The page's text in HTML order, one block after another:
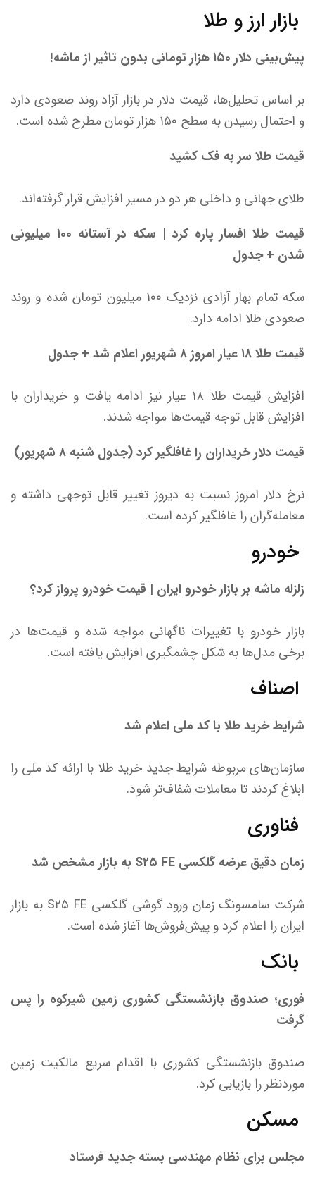
بازار ارز و طلا
پیش‌بینی دلار ۱۵۰ هزار تومانی بدون تاثیر از ماشه!
بر اساس تحلیل‌ها، قیمت دلار در بازار آزاد روند صعودی دارد
و احتمال رسیدن به سطح ۱۵۰ هزار تومان مطرح شده است.
قیمت طلا سر به فک کشید
طلای جهانی و داخلی هر دو در مسیر افزایش قرار گرفته‌اند.
قیمت طلا افسار پاره کرد | سکه در آستانه ۱۰۰ میلیونی
شدن + جدول
سکه تمام بهار آزادی نزدیک ۱۰۰ میلیون تومان شده و روند
صعودی طلا ادامه دارد.
قیمت طلا ۱۸ عیار امروز ۸ شهریور اعلام شد + جدول
افزایش قیمت طلا ۱۸ عیار نیز ادامه یافت و خریداران با
افزایش قابل توجه قیمت‌ها مواجه شدند.
قیمت دلار خریداران را غافلگیر کرد (جدول شنبه ۸ شهریور)
نرخ دلار امروز نسبت به دیروز تغییر قابل توجهی داشته و
معامله‌گران را غافلگیر کرده است.
خودرو
زلزله ماشه بر بازار خودرو ایران | قیمت خودرو پرواز کرد؟
بازار خودرو با تغییرات ناگهانی مواجه شده و قیمت‌ها در
برخی مدل‌ها به شکل چشمگیری افزایش یافته است.
اصناف
شرایط خرید طلا با کد ملی اعلام شد
سازمان‌های مربوطه شرایط جدید خرید طلا با ارائه کد ملی را
ابلاغ کردند تا معاملات شفاف‌تر شود.
فناوری
زمان دقیق عرضه گلکسی S۲۵ FE به بازار مشخص شد
شرکت سامسونگ زمان ورود گوشی گلکسی S۲۵ FE به بازار
ایران را اعلام کرد و پیش‌فروش‌ها آغاز شده است.
بانک
فوری؛ صندوق بازنشستگی کشوری زمین شیرکوه را پس
گرفت
صندوق بازنشستگی کشوری با اقدام سریع مالکیت زمین
موردنظر را بازیابی کرد.
مسکن
مجلس برای نظام مهندسی بسته جدید فرستاد